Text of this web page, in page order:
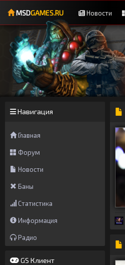
MSDGAMES.RU Новости
Навигация
Главная
Форум
Новости
Баны
Статистика
Информация
Радио
GS Клиент